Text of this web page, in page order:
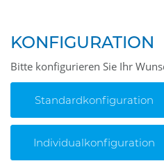
KONFIGURATION
Bitte konfigurieren Sie Ihr
Standardkonfiguration
Individualkonfiguration